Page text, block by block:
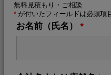
無料見積もり・ご相談
* が付いたフィールドは必須項
お名前（氏名） *